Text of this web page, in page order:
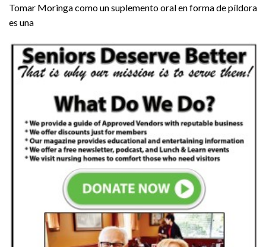
Tomar Moringa como un suplemento oral en forma de píldora
es una